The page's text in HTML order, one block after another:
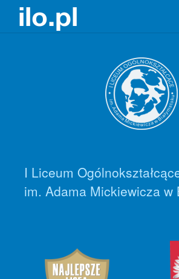
I Liceum
im. Adama Mickiewicza w